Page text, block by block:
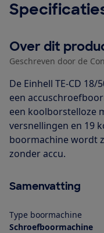
Over dit
Geschreven door de
De Einhell TE-CD 18/
een
een koolborstelloze
versnellingen en 19
boormachine wordt
zonder accu.
Samenvatting
Type boormachine
Schroefboormachine